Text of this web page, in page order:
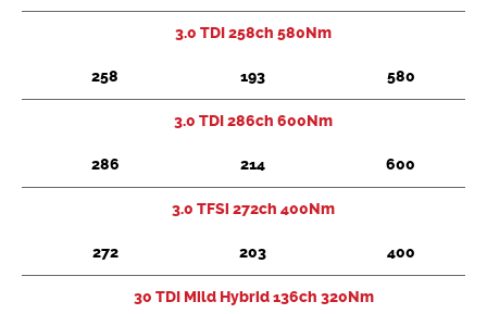
3.0 TDI 258ch 580Nm
258 193 580
3.0 TDI 286ch 600Nm
286 214 600
3.0 TFSi 272ch 400Nm
272 203 400
30 TDI Mild Hybrid 136ch 320Nm